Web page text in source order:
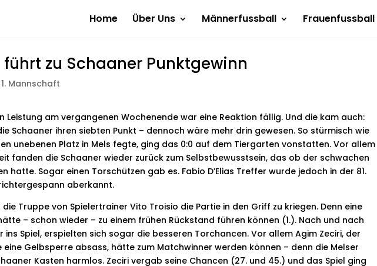
Home Über Uns Männerfussball Frauenfussball
zu Schaaner Punktgewinn
1. Mannschaft
Leistung am vergangenen Wochenende war eine Reaktion fällig. Und die kam auch:
Schaaner ihren siebten Punkt – dennoch wäre mehr drin gewesen. So stürmisch wie
unebenen Platz in Mels fegte, ging das 0:0 auf dem Tiergarten vonstatten. Vor allem
fanden die Schaaner wieder zurück zum Selbstbewusstsein, das ob der schwachen
hatte. Sogar einen Torschützen gab es. Fabio D’Elias Treffer wurde jedoch in der 81.
aberkannt.
Truppe von Spielertrainer Vito Troisio die Partie in den Griff zu kriegen. Denn eine
– schon wieder – zu einem frühen Rückstand führen können (1.). Nach und nach
ins Spiel, erspielten sich sogar die besseren Torchancen. Vor allem Agim Zeciri, der
eine Gelbsperre absass, hätte zum Matchwinner werden können – denn die Melser
Kasten harmlos. Zeciri vergab seine Chancen (27. und 45.) und das Spiel ging